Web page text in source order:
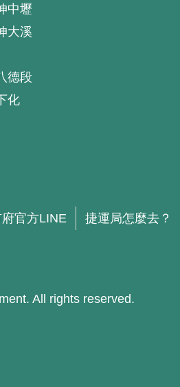
中壢
大溪
德段
化
官方LINE 捷運局怎麼去？
All rights reserved.